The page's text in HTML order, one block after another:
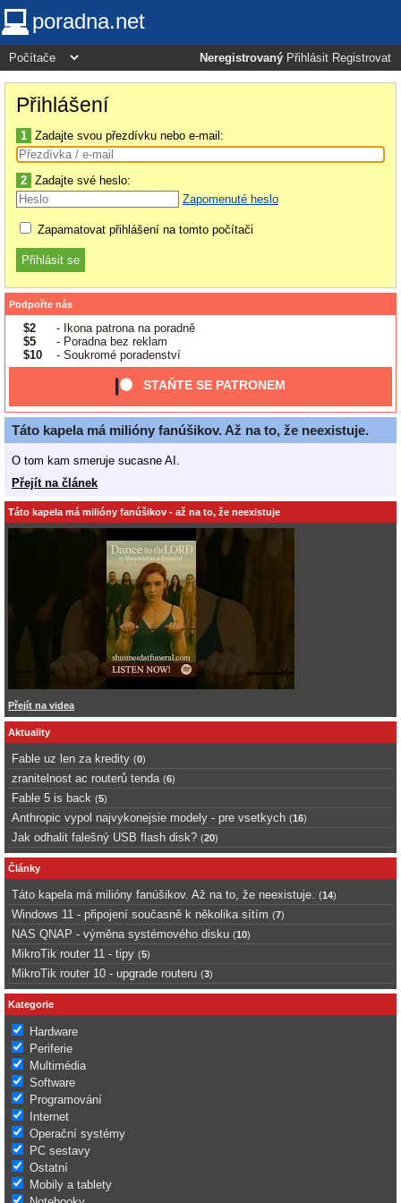
poradna.net
Neregistrovaný Přihlásit Registrovat
Přihlášení
1 Zadajte svou přezdívku nebo e-mail:
2 Zadajte své heslo:
Zapomenuté heslo
Zapamatovat přihlášení na tomto počítači
Podpořte nás
$2
- Ikona patrona na poradně
$5
- Poradna bez reklam
$10
- Soukromé poradenství
STAŇTE SE PATRONEM
Táto kapela má milióny fanúšikov. Až na to, že neexistuje.
O tom kam smeruje sucasne AI.
Přejít na článek
Táto kapela má milióny fanúšikov - až na to, že neexistuje
Přejít na videa
Aktuality
Fable uz len za kredity (0)
zranitelnost ac routerů tenda (6)
Fable 5 is back (5)
Anthropic vypol najvykonejsie modely - pre vsetkych (16)
Jak odhalit falešný USB flash disk? (20)
Články
Táto kapela má milióny fanúšikov. Až na to, že neexistuje. (14)
Windows 11 - připojení současně k několika sítím (7)
NAS QNAP - výměna systémového disku (10)
MikroTik router 11 - tipy (5)
MikroTik router 10 - upgrade routeru (3)
Kategorie
Hardware
Periferie
Multimédia
Software
Programování
Internet
Operační systémy
PC sestavy
Ostatní
Mobily a tablety